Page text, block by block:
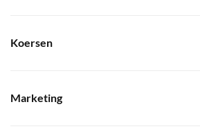
Koersen
Marketing